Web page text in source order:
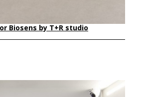
Biosens by T+R studio